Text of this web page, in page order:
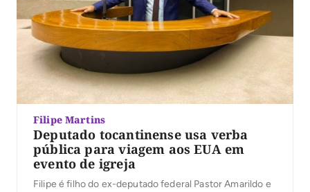
Filipe Martins
Deputado tocantinense usa verba
pública para viagem aos EUA em
evento de igreja
Filipe é filho do ex-deputado federal Pastor Amarildo e